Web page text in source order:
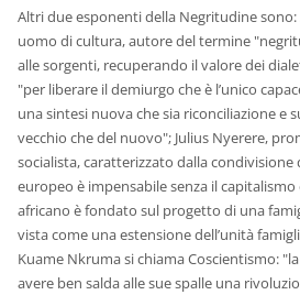
Altri due esponenti della Negritudine sono:
uomo di cultura, autore del termine
alle sorgenti, recuperando il valore dei
"per liberare il demiurgo che è l’unico
una sintesi nuova che sia riconciliazione e
vecchio che del nuovo"; Julius Nyerere,
socialista, caratterizzato dalla condivisione
europeo è impensabile senza il capitalismo
africano è fondato sul progetto di una
vista come una estensione dell’unità
Kuame Nkruma si chiama Coscientismo:
avere ben salda alle sue spalle una